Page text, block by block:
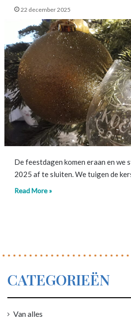
22 december 2025
De feestdagen komen eraan en we
2025 af te sluiten. We tuigen de
Read More »
CATEGORIEËN
Van alles